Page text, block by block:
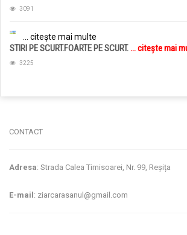
3091
... citește mai multe
STIRI PE SCURT.FOARTE PE SCURT.... citește mai
3225
CONTACT
Adresa: Strada Calea Timisoarei, Nr. 99, Reșița
E-mail : ziarcarasanul@gmail.com